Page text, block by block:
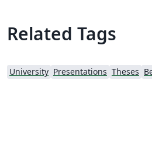
Related Tags
University Presentations Theses